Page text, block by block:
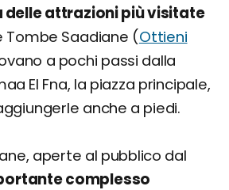
delle attrazioni più visitate
Tombe Saadiane (Ottieni
a pochi passi dalla
El Fna, la piazza principale,
anche a piedi.
aperte al pubblico dal
complesso